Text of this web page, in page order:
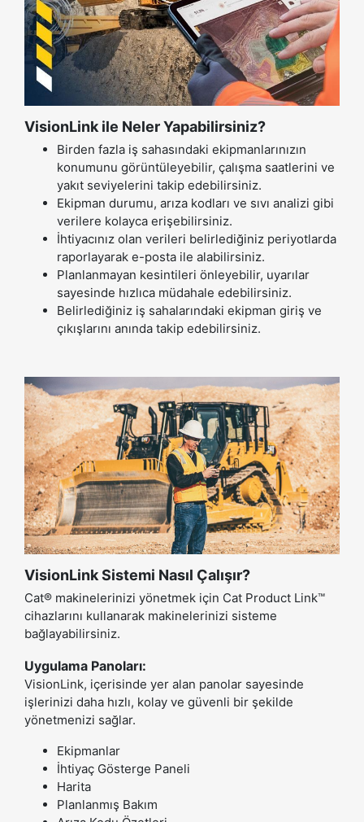
VisionLink ile Neler Yapabilirsiniz?
Birden fazla iş sahasındaki ekipmanlarınızın
konumunu görüntüleyebilir, çalışma saatlerini ve
yakıt seviyelerini takip edebilirsiniz.
Ekipman durumu, arıza kodları ve sıvı analizi gibi
verilere kolayca erişebilirsiniz.
İhtiyacınız olan verileri belirlediğiniz periyotlarda
raporlayarak e-posta ile alabilirsiniz.
Planlanmayan kesintileri önleyebilir, uyarılar
sayesinde hızlıca müdahale edebilirsiniz.
Belirlediğiniz iş sahalarındaki ekipman giriş ve
çıkışlarını anında takip edebilirsiniz.
VisionLink Sistemi Nasıl Çalışır?
Cat® makinelerinizi yönetmek için Cat Product Link™
cihazlarını kullanarak makinelerinizi sisteme
bağlayabilirsiniz.
Uygulama Panoları:
VisionLink, içerisinde yer alan panolar sayesinde
işlerinizi daha hızlı, kolay ve güvenli bir şekilde
yönetmenizi sağlar.
Ekipmanlar
İhtiyaç Gösterge Paneli
Harita
Planlanmış Bakım